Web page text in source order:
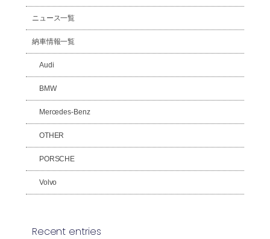
ニュース一覧
納車情報一覧
Audi
BMW
Mercedes-Benz
OTHER
PORSCHE
Volvo
Recent entries